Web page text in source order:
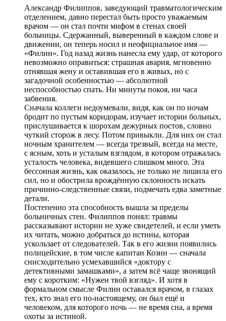
Александр Филиппов, заведующий травматологическим
отделением, давно перестал быть просто уважаемым
врачом — он стал почти мифом в стенах своей
больницы. Сдержанный, выверенный в каждом слове и
движении, он теперь носил и неофициальное имя —
«Филин». Год назад жизнь нанесла ему удар, от которого
невозможно оправиться: страшная авария, мгновенно
отнявшая жену и оставившая его в живых, но с
загадочной особенностью — абсолютной
неспособностью спать. Ни минуты покоя, ни часа
забвения.
Сначала коллеги недоумевали, видя, как он по ночам
бродит по пустым коридорам, изучает истории больных,
прислушивается к шорохам дежурных постов, словно
чуткий сторож в лесу. Потом привыкли. Для них он стал
ночным хранителем — всегда трезвый, всегда на месте,
с ясным, хоть и усталым взглядом, в котором отражалась
усталость человека, видевшего слишком много. Эта
бессонная жизнь, как оказалось, не только не лишила его
сил, но и обострила врождённую склонность искать
причинно-следственные связи, подмечать едва заметные
детали.
Постепенно эта способность вышла за пределы
больничных стен. Филиппов понял: травмы
рассказывают истории не хуже свидетелей, и если уметь
их читать, можно добраться до истины, которая
ускользает от следователей. Так в его жизни появились
полицейские, в том числе капитан Козин — сначала
снисходительно усмехавшийся «доктору с
детективными замашками», а затем всё чаще звонящий
ему с коротким: «Нужен твой взгляд». И хотя в
формальном смысле Филин оставался врачом, в глазах
тех, кто знал его по-настоящему, он был ещё и
человеком, для которого ночь — не время сна, а время
охоты за истиной.